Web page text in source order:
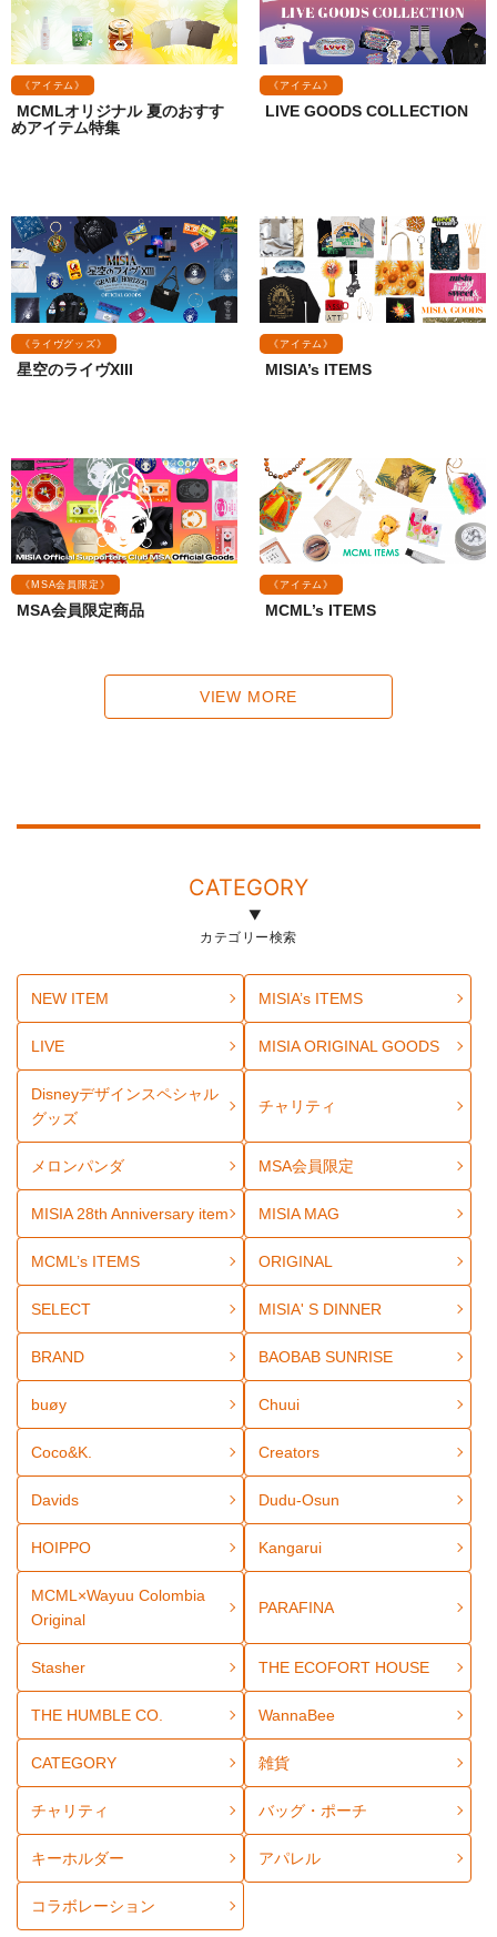
《アイテム》
MCMLオリジナル 夏のおすす
めアイテム特集
《アイテム》
LIVE GOODS COLLECTION
《ライヴグッズ》
星空のライヴXIII
《アイテム》
MISIA’s ITEMS
《MSA会員限定》
MSA会員限定商品
《アイテム》
MCML’s ITEMS
VIEW MORE
CATEGORY
カテゴリー検索
NEW ITEM MISIA’s ITEMS
LIVE MISIA ORIGINAL GOODS
Disneyデザインスペシャル
グッズ
チャリティ
メロンパンダ MSA会員限定
MISIA 28th Anniversary item MISIA MAG
MCML’s ITEMS ORIGINAL
SELECT MISIA' S DINNER
BRAND BAOBAB SUNRISE
buøy Chuui
Coco&K. Creators
Davids Dudu-Osun
HOIPPO Kangarui
MCML×Wayuu Colombia
Original
PARAFINA
Stasher THE ECOFORT HOUSE
THE HUMBLE CO. WannaBee
CATEGORY 雑貨
チャリティ バッグ・ポーチ
キーホルダー アパレル
コラボレーション